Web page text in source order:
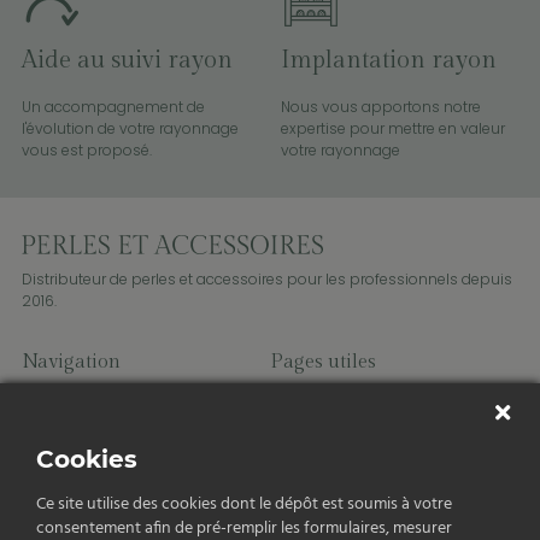
Aide au suivi rayon
Un accompagnement de
l'évolution de votre rayonnage
vous est proposé.
Implantation rayon
Nous vous apportons notre
expertise pour mettre en valeur
votre rayonnage
Distributeur de perles et accessoires pour les professionnels depuis
2016.
Navigation
Fils et cordons
Accessoires
Apprêts
Pages utiles
Cookies
Ce site utilise des cookies dont le dépôt est soumis à votre
consentement afin de pré-remplir les formulaires, mesurer